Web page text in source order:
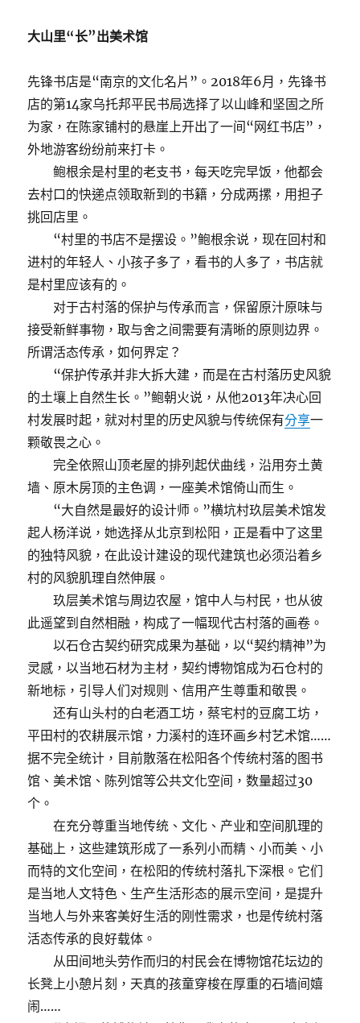
大山里“长”出美术馆
先锋书店是“南京的文化名片”。2018年6月，先锋书
店的第14家乌托邦平民书局选择了以山峰和坚固之所
为家，在陈家铺村的悬崖上开出了一间“网红书店”，
外地游客纷纷前来打卡。
鲍根余是村里的老支书，每天吃完早饭，他都会
去村口的快递点领取新到的书籍，分成两摞，用担子
挑回店里。
“村里的书店不是摆设。”鲍根余说，现在回村和
进村的年轻人、小孩子多了，看书的人多了，书店就
是村里应该有的。
对于古村落的保护与传承而言，保留原汁原味与
接受新鲜事物，取与舍之间需要有清晰的原则边界。
所谓活态传承，如何界定？
“保护传承并非大拆大建，而是在古村落历史风貌
的土壤上自然生长。”鲍朝火说，从他2013年决心回
村发展时起，就对村里的历史风貌与传统保有分享一
颗敬畏之心。
完全依照山顶老屋的排列起伏曲线，沿用夯土黄
墙、原木房顶的主色调，一座美术馆倚山而生。
“大自然是最好的设计师。”横坑村玖层美术馆发
起人杨洋说，她选择从北京到松阳，正是看中了这里
的独特风貌，在此设计建设的现代建筑也必须沿着乡
村的风貌肌理自然伸展。
玖层美术馆与周边农屋，馆中人与村民，也从彼
此遥望到自然相融，构成了一幅现代古村落的画卷。
以石仓古契约研究成果为基础，以“契约精神”为
灵感，以当地石材为主材，契约博物馆成为石仓村的
新地标，引导人们对规则、信用产生尊重和敬畏。
还有山头村的白老酒工坊，蔡宅村的豆腐工坊，
平田村的农耕展示馆，力溪村的连环画乡村艺术馆……
据不完全统计，目前散落在松阳各个传统村落的图书
馆、美术馆、陈列馆等公共文化空间，数量超过30
个。
在充分尊重当地传统、文化、产业和空间肌理的
基础上，这些建筑形成了一系列小而精、小而美、小
而特的文化空间，在松阳的传统村落扎下深根。它们
是当地人文特色、生产生活形态的展示空间，是提升
当地人与外来客美好生活的刚性需求，也是传统村落
活态传承的良好载体。
从田间地头劳作而归的村民会在博物馆花坛边的
长凳上小憩片刻，天真的孩童穿梭在厚重的石墙间嬉
闹……